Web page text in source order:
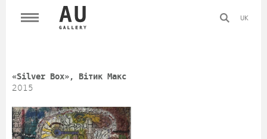
UK
«Silver Box», Вітик Макс
2015